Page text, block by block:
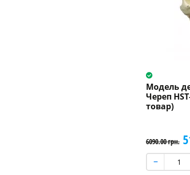
Модель
Череп
товар)
6090.00 грн.